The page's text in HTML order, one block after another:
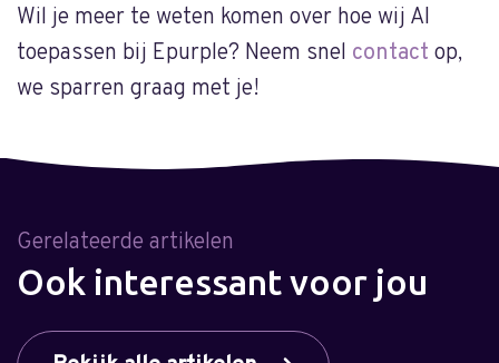
Wil je meer te weten komen over hoe wij AI
toepassen bij Epurple? Neem snel contact op,
we sparren graag met je!
Gerelateerde artikelen
Ook interessant voor jou